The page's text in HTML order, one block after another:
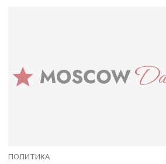
ПОЛИТИКА